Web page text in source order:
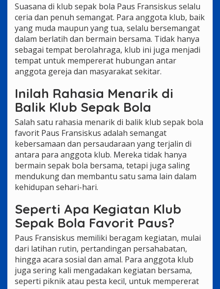
Suasana di klub sepak bola Paus Fransiskus selalu
ceria dan penuh semangat. Para anggota klub, baik
yang muda maupun yang tua, selalu bersemangat
dalam berlatih dan bermain bersama. Tidak hanya
sebagai tempat berolahraga, klub ini juga menjadi
tempat untuk mempererat hubungan antar
anggota gereja dan masyarakat sekitar.
Inilah Rahasia Menarik di
Balik Klub Sepak Bola
Salah satu rahasia menarik di balik klub sepak bola
favorit Paus Fransiskus adalah semangat
kebersamaan dan persaudaraan yang terjalin di
antara para anggota klub. Mereka tidak hanya
bermain sepak bola bersama, tetapi juga saling
mendukung dan membantu satu sama lain dalam
kehidupan sehari-hari.
Seperti Apa Kegiatan Klub
Sepak Bola Favorit Paus?
Paus Fransiskus memiliki beragam kegiatan, mulai
dari latihan rutin, pertandingan persahabatan,
hingga acara sosial dan amal. Para anggota klub
juga sering kali mengadakan kegiatan bersama,
seperti piknik atau pesta kecil, untuk mempererat